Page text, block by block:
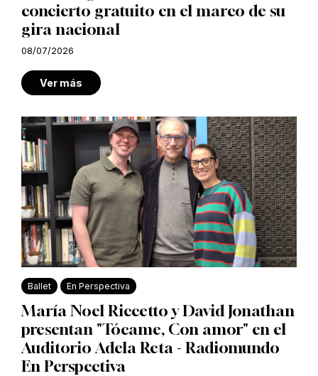
concierto gratuito en el marco de su
gira nacional
08/07/2026
Ver más
Ballet En Perspectiva
María Noel Riccetto y David Jonathan
presentan "Tócame, Con amor" en el
Auditorio Adela Reta - Radiomundo
En Perspectiva